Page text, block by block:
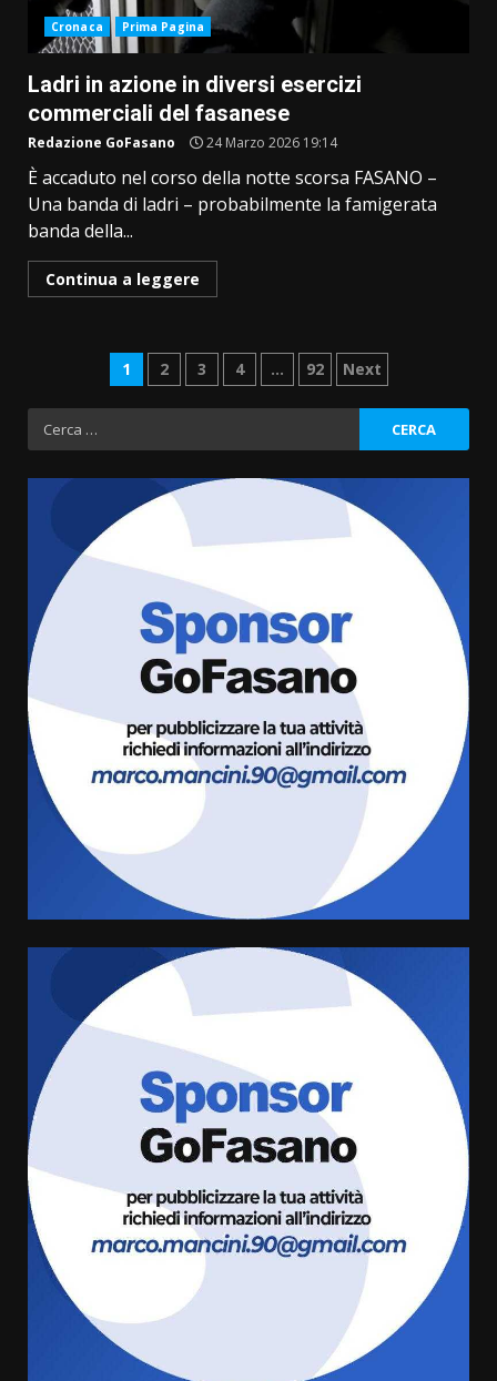
Cronaca Prima Pagina
Ladri in azione in diversi esercizi
commerciali del fasanese
Redazione GoFasano 24 Marzo 2026 19:14
È accaduto nel corso della notte scorsa FASANO –
Una banda di ladri – probabilmente la famigerata
banda della...
Continua a leggere
Paginazione
degli
articoli
1 2 3 4 … 92 Next
Ricerca
per:
Fasanese ferito a colpi di arma
da fuoco
6 Agosto 2026 18:13
4
Carta d’identità: continua il piano
di aperture straordinarie del
Comune di Fasano
5
Grazia Neglia, coordinatrice
cittadina di Fratelli d’Italia,
pronta a tornare in Consiglio
comunale
6 Agosto 2026 08:00
6
Cura dei beni comuni e
cittadinanza attiva: online
condivisa della Villetta di
Laureto
6 Agosto 2026 06:20
La magia del Minareto e la prima
assoluta de “L’Albergo
Belvedere. Il rapimento”
6 Agosto 2026 06:15
“I Contestatori: Musica di
Rivoluzione”: nuovo
appuntamento con “Fasano in